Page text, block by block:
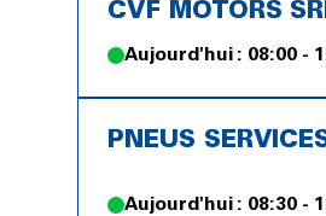
CVF MOTORS
Aujourd'hui : 08:00 -
PNEUS
Aujourd'hui : 08:30 -